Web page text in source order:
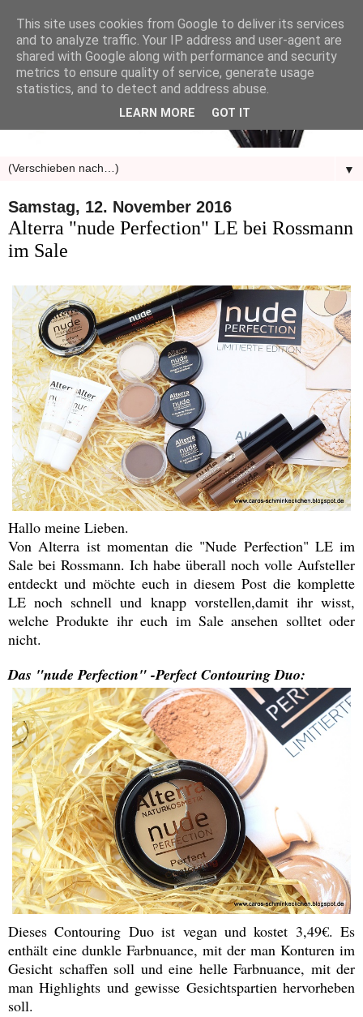
▼
Samstag, 12. November 2016
Alterra "nude Perfection" LE bei Rossmann
im Sale
Hallo meine Lieben.
Von Alterra ist momentan die "Nude Perfection" LE im
Sale bei Rossmann. Ich habe überall noch volle Aufsteller
entdeckt und möchte euch in diesem Post die komplette
LE noch schnell und knapp vorstellen,damit ihr wisst,
welche Produkte ihr euch im Sale ansehen solltet oder
nicht.
Das "nude Perfection" -Perfect Contouring Duo:
Dieses Contouring Duo ist vegan und kostet 3,49€. Es
enthält eine dunkle Farbnuance, mit der man Konturen im
Gesicht schaffen soll und eine helle Farbnuance, mit der
man Highlights und gewisse Gesichtspartien hervorheben
soll.
This site uses cookies from Google to deliver its services
and to analyze traffic. Your IP address and user-agent are
shared with Google along with performance and security
metrics to ensure quality of service, generate usage
statistics, and to detect and address abuse.
LEARN MORE GOT IT